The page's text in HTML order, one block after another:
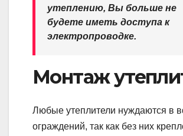
утеплению, Вы больше не
будете иметь доступа к
электропроводке.
Монтаж
Любые утеплители нуждаются в
ограждений, так как без них